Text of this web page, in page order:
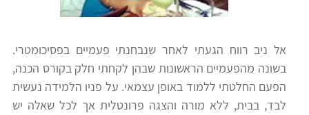
מידע
כללי
וחטיבות
ביניים
אל ניב רווח הגעתי לאחר שנבחנתי פעמיים בפסיכומטרי.
בשונה מהפעמיים הראשונות שבהן לקחתי חלק בקורס הכנה,
הפעם החלטתי ללמוד באופן עצמאי. על פניו הלמידה נעשית
לבד, בבית, ללא מורה והצגה פרונטלית אך לכל שאלה יש